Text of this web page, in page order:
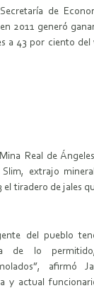
de
2011 generó
a 43 por ciento del
Real de
extrajo
el tiradero de jales
del pueblo
de lo
afirmó
y actual